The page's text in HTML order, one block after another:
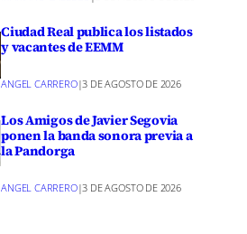
Ciudad Real publica los listados
y vacantes de EEMM
ANGEL CARRERO|3 DE AGOSTO DE 2026
Los Amigos de Javier Segovia
ponen la banda sonora previa a
la Pandorga
ANGEL CARRERO|3 DE AGOSTO DE 2026